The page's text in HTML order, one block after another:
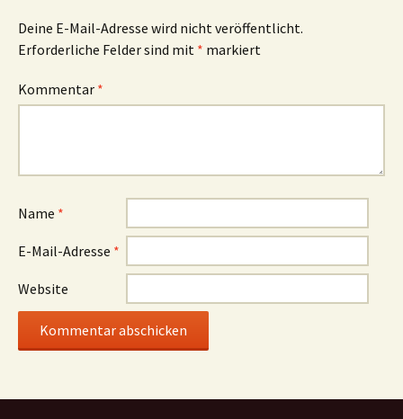
Deine E-Mail-Adresse wird nicht veröffentlicht.
Erforderliche Felder sind mit * markiert
Kommentar *
Name *
E-Mail-Adresse *
Website